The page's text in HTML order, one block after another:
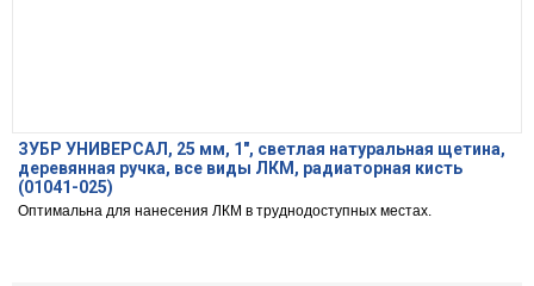
ЗУБР УНИВЕРСАЛ, 25 мм, 1″, светлая натуральная щетина,
деревянная ручка, все виды ЛКМ, радиаторная кисть
(01041-025)
Оптимальна для нанесения ЛКМ в труднодоступных местах.